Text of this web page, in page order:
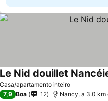
Casa/apartamento inteiro
Le Nid douillet
7,9 Boa 12 Nancy, a 3.0 km